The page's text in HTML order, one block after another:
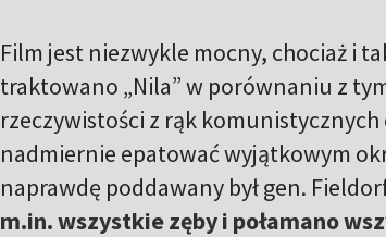
Film jest niezwykle mocny, chociaż i
traktowano „Nila” w porównaniu z
rzeczywistości z rąk
nadmiernie epatować wyjątkowym
naprawdę poddawany był gen.
m.in. wszystkie zęby i połamano